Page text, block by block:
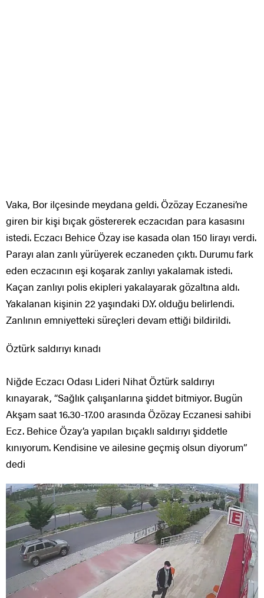
Vaka, Bor ilçesinde meydana geldi. Özözay Eczanesi’ne
giren bir kişi bıçak göstererek eczacıdan para kasasını
istedi. Eczacı Behice Özay ise kasada olan 150 lirayı verdi.
Parayı alan zanlı yürüyerek eczaneden çıktı. Durumu fark
eden eczacının eşi koşarak zanlıyı yakalamak istedi.
Kaçan zanlıyı polis ekipleri yakalayarak gözaltına aldı.
Yakalanan kişinin 22 yaşındaki D.Y. olduğu belirlendi.
Zanlının emniyetteki süreçleri devam ettiği bildirildi.
Öztürk saldırıyı kınadı
Niğde Eczacı Odası Lideri Nihat Öztürk saldırıyı
kınayarak, “Sağlık çalışanlarına şiddet bitmiyor. Bugün
Akşam saat 16.30-17.00 arasında Özözay Eczanesi sahibi
Ecz. Behice Özay’a yapılan bıçaklı saldırıyı şiddetle
kınıyorum. Kendisine ve ailesine geçmiş olsun diyorum”
dedi